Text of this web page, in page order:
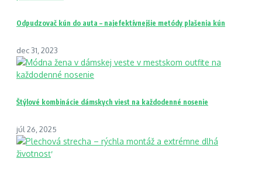
Odpudzovač kún do auta – najefektívnejšie metódy plašenia kún
dec 31, 2023
Štýlové kombinácie dámskych viest na každodenné nosenie
júl 26, 2025